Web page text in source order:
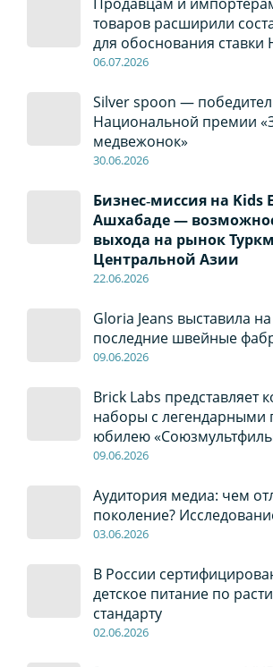
товаров расширили
для обоснования ставки
06.07.2026
Silver spoon —
Национальной премии
медвежонок»
30.06.2026
Бизнес‑миссия на Kids
Ашхабаде —
выхода на рынок
Центральной Азии
22.06.2026
Gloria Jeans выставила
последние швейные
09.06.2026
Brick Labs представляет
наборы с легендарными
юбилею
09.06.2026
Аудитория медиа: чем
поколение?
03.06.2026
В России
детское питание по
стандарту
02.06.2026